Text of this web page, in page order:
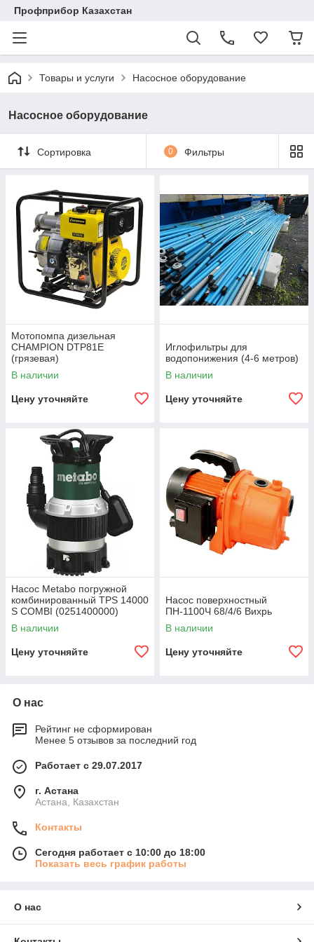
Профприбор Казахстан
Товары и услуги Насосное оборудование
Насосное оборудование
Сортировка 0 Фильтры
Мотопомпа дизельная
CHAMPION DTP81E
(грязевая)
В наличии
Цену уточняйте
Иглофильтры для
водопонижения (4-6 метров)
В наличии
Цену уточняйте
Насос Metabo погружной
комбинированный TPS 14000
S COMBI (0251400000)
В наличии
Цену уточняйте
Насос поверхностный
ПН-1100Ч 68/4/6 Вихрь
В наличии
Цену уточняйте
О нас
Рейтинг не сформирован
Менее 5 отзывов за последний год
Работает с 29.07.2017
г. Астана
Астана, Казахстан
Контакты
Сегодня работает с 10:00 до 18:00
Показать весь график работы
О нас